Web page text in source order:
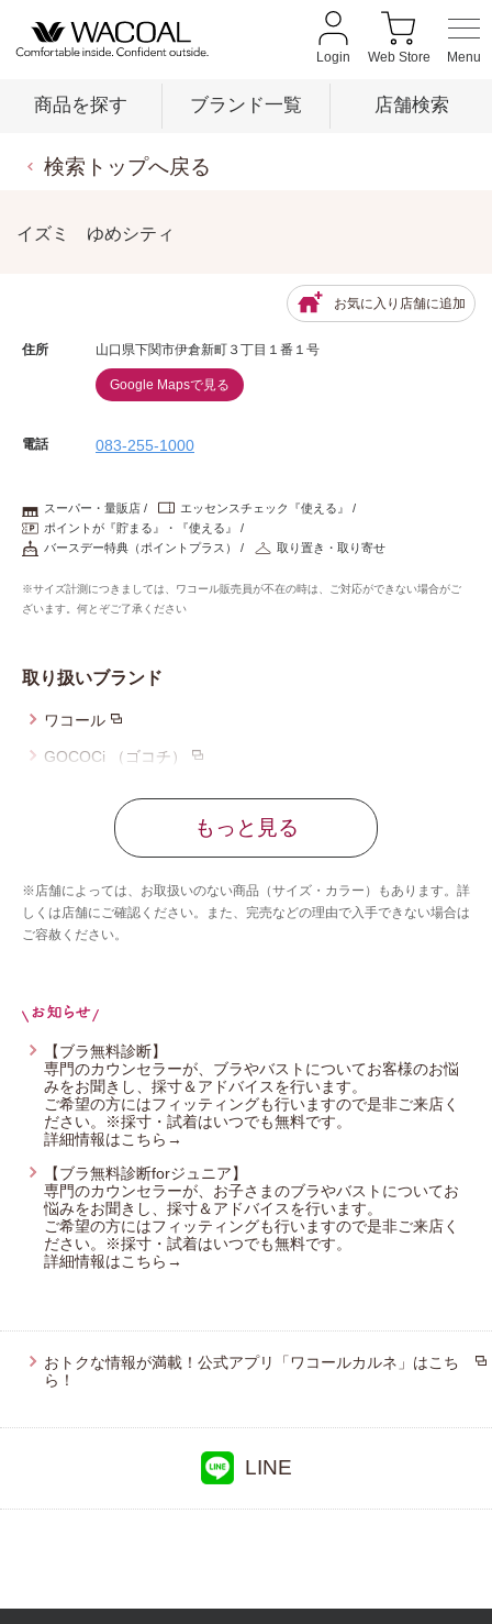
Login Web Store
商品を探す ブランド一覧 店舗検索
店舗検索
公式アプリ
ニュース＆トピックス
プレゼント・キャンペーン
メールニュース登録
お問い合わせ
よくあるご質問
検索トップへ戻る
イズミ ゆめシティ
お気に入り店舗に追加
住所 山口県下関市伊倉新町３丁目１番１号
Google Mapsで見る
電話 083-255-1000
スーパー・量販店
エッセンスチェック『使える』
ポイントが『貯まる』・『使える』
バースデー特典（ポイントプラス）
取り置き・取り寄せ
※サイズ計測につきましては、ワコール販売員が不在の時は、ご対応ができない場合がご
ざいます。何とぞご了承ください
取り扱いブランド
ワコール
GOCOCi （ゴコチ）
ウイング／レシアージュ
ブロス バイ ワコールメン
YOJOY
もっと見る
※店舗によっては、お取扱いのない商品（サイズ・カラー）もあります。詳
しくは店舗にご確認ください。また、完売などの理由で入手できない場合は
ご容赦ください。
【ブラ無料診断】
専門のカウンセラーが、ブラやバストについてお客様のお悩
みをお聞きし、採寸＆アドバイスを行います。
ご希望の方にはフィッティングも行いますので是非ご来店く
ださい。※採寸・試着はいつでも無料です。
詳細情報はこちら→
【ブラ無料診断forジュニア】
専門のカウンセラーが、お子さまのブラやバストについてお
悩みをお聞きし、採寸＆アドバイスを行います。
ご希望の方にはフィッティングも行いますので是非ご来店く
ださい。※採寸・試着はいつでも無料です。
詳細情報はこちら→
おトクな情報が満載！公式アプリ「ワコールカルネ」はこち
ら！
LINE